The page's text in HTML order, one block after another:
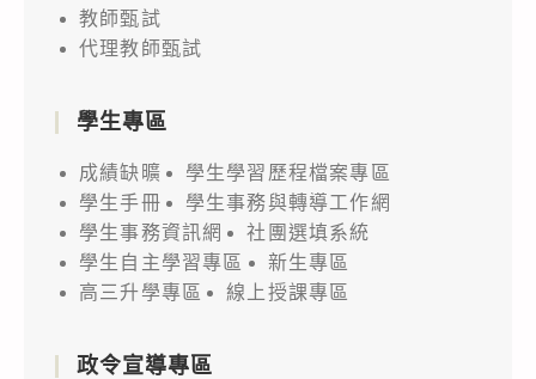
教師甄試
代理教師甄試
學生專區
成績缺曠
學生學習歷程檔案專區
學生手冊
學生事務與轉導工作網
學生事務資訊網
社團選填系統
學生自主學習專區
新生專區
高三升學專區
線上授課專區
政令宣導專區